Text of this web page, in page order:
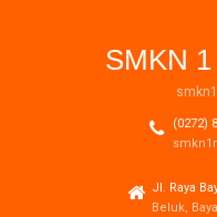
Reguler Tahap
SMKN 1
(0272)
Jl. Raya
Beluk,